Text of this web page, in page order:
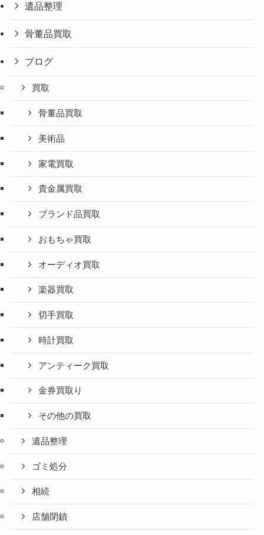
遺品整理
骨董品買取
ブログ
買取
骨董品買取
美術品
家電買取
貴金属買取
ブランド品買取
おもちゃ買取
オーディオ買取
楽器買取
切手買取
時計買取
アンティーク買取
金券買取り
その他の買取
遺品整理
ゴミ処分
相続
店舗閉鎖